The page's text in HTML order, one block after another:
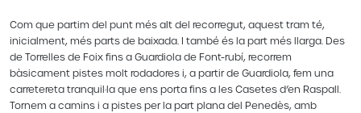
Com que partim del punt més alt del recorregut, aquest tram té,
inicialment, més parts de baixada. I també és la part més llarga. Des
de Torrelles de Foix fins a Guardiola de Font-rubí, recorrem
bàsicament pistes molt rodadores i, a partir de Guardiola, fem una
carretereta tranquil·la que ens porta fins a les Casetes d’en Raspall.
Tornem a camins i a pistes per la part plana del Penedès, amb